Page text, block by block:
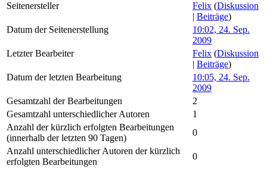
Seitenersteller Felix (Diskussion
| Beiträge)
Datum der Seitenerstellung
10:02, 24. Sep.
2009
Letzter Bearbeiter
Felix (Diskussion
| Beiträge)
Datum der letzten Bearbeitung
10:05, 24. Sep.
2009
Gesamtzahl der Bearbeitungen
2
Gesamtzahl unterschiedlicher Autoren
1
Anzahl der kürzlich erfolgten Bearbeitungen
(innerhalb der letzten 90 Tagen)
0
Anzahl unterschiedlicher Autoren der kürzlich
erfolgten Bearbeitungen
0